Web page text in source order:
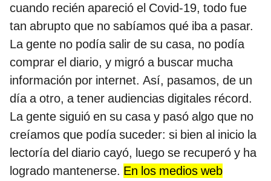
cuando recién apareció el Covid-19, todo fue
tan abrupto que no sabíamos qué iba a pasar.
La gente no podía salir de su casa, no podía
comprar el diario, y migró a buscar mucha
información por internet. Así, pasamos, de un
día a otro, a tener audiencias digitales récord.
La gente siguió en su casa y pasó algo que no
creíamos que podía suceder: si bien al inicio la
lectoría del diario cayó, luego se recuperó y ha
logrado mantenerse. En los medios web